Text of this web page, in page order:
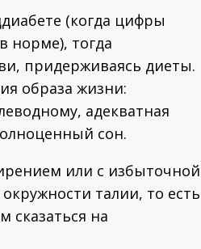
(когда цифры
норме), тогда
придерживаясь диеты.
образа жизни:
адекватная
сон.
или с избыточной
талии, то есть
сказаться на